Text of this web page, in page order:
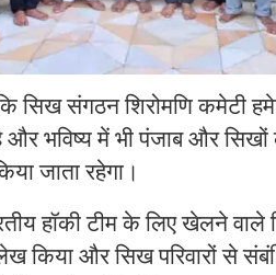
सिख संगठन शिरोमणि कमेटी
और भविष्य में भी पंजाब और सिखों
जाता रहेगा।
हॉकी टीम के लिए खेलने वाले
किया और सिख परिवारों से